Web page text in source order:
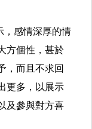
，感情深厚的情
方個性，甚於
，而且不求回
更多，以展示
及參與對方喜